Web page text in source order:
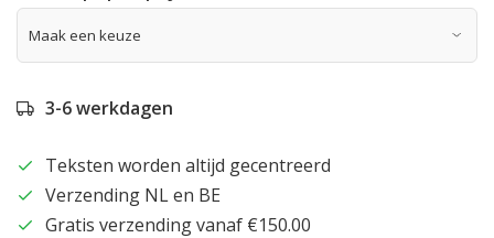
3-6 werkdagen
Teksten worden altijd gecentreerd
Verzending NL en BE
Gratis verzending vanaf €150.00